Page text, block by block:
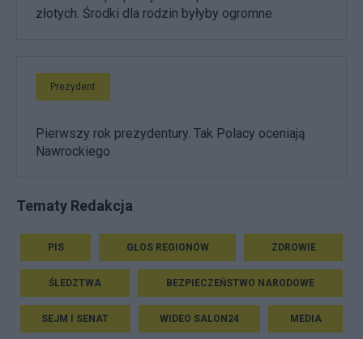
złotych. Środki dla rodzin byłyby ogromne
Prezydent
Pierwszy rok prezydentury. Tak Polacy oceniają
Nawrockiego
Tematy Redakcja
PIS GŁOS REGIONÓW ZDROWIE
ŚLEDZTWA BEZPIECZEŃSTWO NARODOWE
SEJM I SENAT WIDEO SALON24 MEDIA